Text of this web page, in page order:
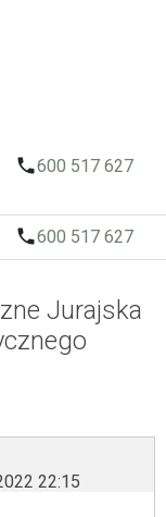
local_phone600 517 627
local_phone600 517 627
Jurajska
22:15